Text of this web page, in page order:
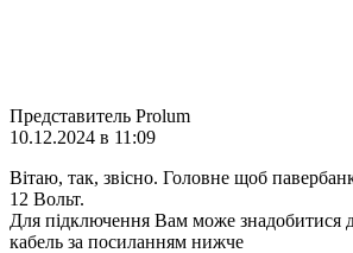
Представитель Prolum
10.12.2024 в 11:09
Вітаю, так, звісно. Головне щоб
12 Вольт.
Для підключення Вам може знадобитися
кабель за посиланням нижче